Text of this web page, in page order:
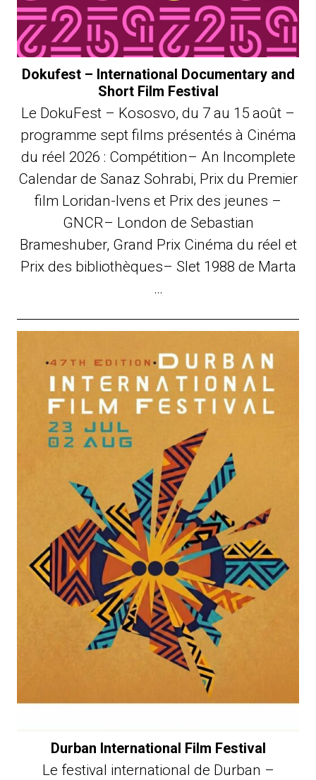
Dokufest – International Documentary and
Short Film Festival
Le DokuFest – Kososvo, du 7 au 15 août –
programme sept films présentés à Cinéma
du réel 2026 : Compétition– An Incomplete
Calendar de Sanaz Sohrabi, Prix du Premier
film Loridan-Ivens et Prix des jeunes –
GNCR– London de Sebastian
Brameshuber, Grand Prix Cinéma du réel et
Prix des bibliothèques– Slet 1988 de Marta
…
Durban International Film Festival
Le festival international de Durban –